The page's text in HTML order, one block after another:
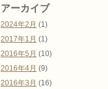
アーカイブ
2024年2月 (1)
2017年1月 (1)
2016年5月 (10)
2016年4月 (9)
2016年3月 (16)